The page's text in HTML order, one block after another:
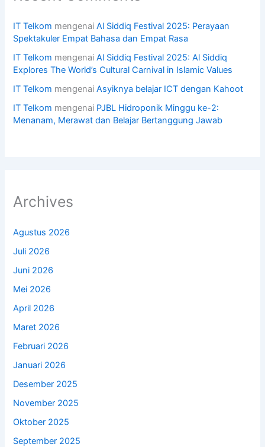
IT Telkom mengenaiAl Siddiq Festival 2025: Perayaan
Spektakuler Empat Bahasa dan Empat Rasa
IT Telkom mengenaiAl Siddiq Festival 2025: Al Siddiq
Explores The World’s Cultural Carnival in Islamic Values
IT Telkom mengenaiAsyiknya belajar ICT dengan Kahoot
IT Telkom mengenai PJBL Hidroponik Minggu ke-2:
Menanam, Merawat dan Belajar Bertanggung Jawab
Archives
Agustus 2026
Juli 2026
Juni 2026
Mei 2026
April 2026
Maret 2026
Februari 2026
Januari 2026
Desember 2025
November 2025
Oktober 2025
September 2025